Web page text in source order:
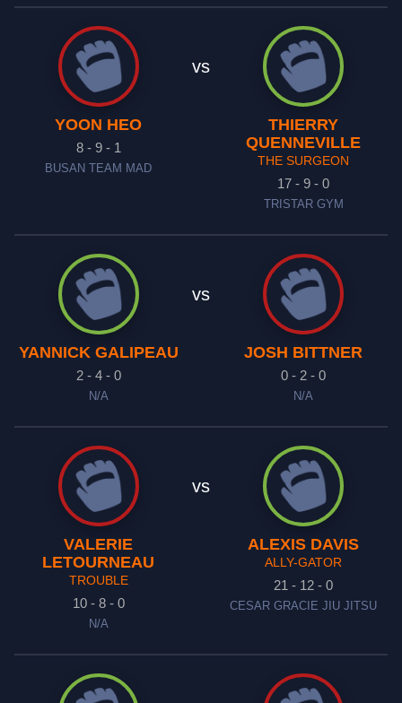
YOON HEO
8 - 9 - 1
BUSAN TEAM MAD
vs
THIERRY
QUENNEVILLE
THE SURGEON
17 - 9 - 0
TRISTAR GYM
YANNICK GALIPEAU
2 - 4 - 0
N/A
vs
JOSH BITTNER
0 - 2 - 0
N/A
VALERIE
LETOURNEAU
TROUBLE
10 - 8 - 0
N/A
vs
ALEXIS DAVIS
ALLY-GATOR
21 - 12 - 0
CESAR GRACIE JIU JITSU